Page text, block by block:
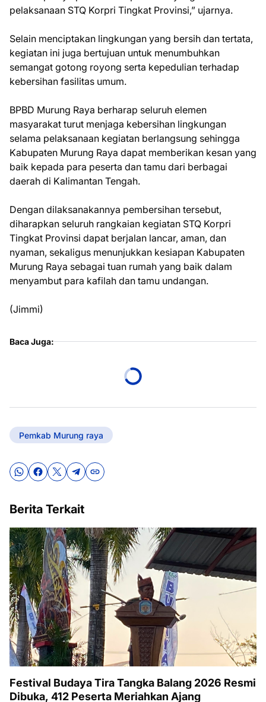
pelaksanaan STQ Korpri Tingkat Provinsi,” ujarnya.
Selain menciptakan lingkungan yang bersih dan tertata,
kegiatan ini juga bertujuan untuk menumbuhkan
semangat gotong royong serta kepedulian terhadap
kebersihan fasilitas umum.
BPBD Murung Raya berharap seluruh elemen
masyarakat turut menjaga kebersihan lingkungan
selama pelaksanaan kegiatan berlangsung sehingga
Kabupaten Murung Raya dapat memberikan kesan yang
baik kepada para peserta dan tamu dari berbagai
daerah di Kalimantan Tengah.
Dengan dilaksanakannya pembersihan tersebut,
diharapkan seluruh rangkaian kegiatan STQ Korpri
Tingkat Provinsi dapat berjalan lancar, aman, dan
nyaman, sekaligus menunjukkan kesiapan Kabupaten
Murung Raya sebagai tuan rumah yang baik dalam
menyambut para kafilah dan tamu undangan.
(Jimmi)
Baca Juga:
Pemkab Murung raya
Berita Terkait
Festival Budaya Tira Tangka Balang 2026 Resmi
Dibuka, 412 Peserta Meriahkan Ajang